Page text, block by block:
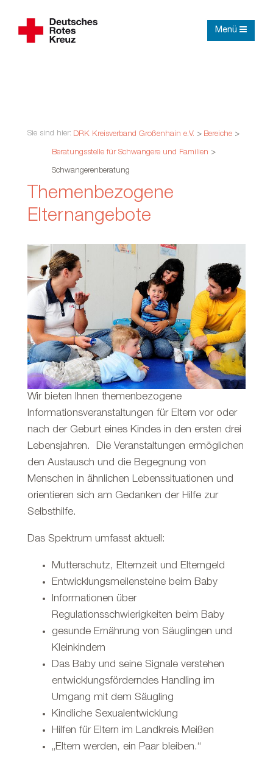
Menü
Sie sind hier: DRK Kreisverband Großenhain e.V. > Bereiche >
Beratungsstelle für Schwangere und Familien >
Schwangerenberatung
Themenbezogene
Elternangebote
Wir bieten Ihnen themenbezogene
Informationsveranstaltungen für Eltern vor oder
nach der Geburt eines Kindes in den ersten drei
Lebensjahren. Die Veranstaltungen ermöglichen
den Austausch und die Begegnung von
Menschen in ähnlichen Lebenssituationen und
orientieren sich am Gedanken der Hilfe zur
Selbsthilfe.
Das Spektrum umfasst aktuell:
Mutterschutz, Elternzeit und Elterngeld
Entwicklungsmeilensteine beim Baby
Informationen über
Regulationsschwierigkeiten beim Baby
gesunde Ernährung von Säuglingen und
Kleinkindern
Das Baby und seine Signale verstehen
entwicklungsförderndes Handling im
Umgang mit dem Säugling
Kindliche Sexualentwicklung
Hilfen für Eltern im Landkreis Meißen
„Eltern werden, ein Paar bleiben.“